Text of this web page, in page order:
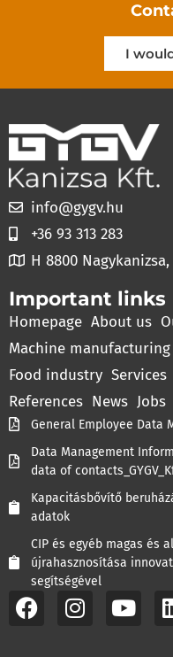
I
info@gygv.hu
+36 93 313 283
H 8800
Important links
Homepage About us
Machine manufacturing
Food industry Services
References News Jobs
General Employee Data
Data Management
data of
Kapacitásbővítő
adatok
CIP és egyéb magas és
újrahasznosítása
segítségével